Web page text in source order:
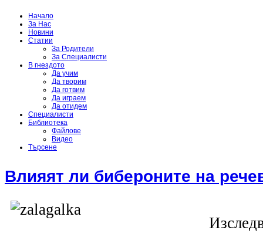
Начало
За Нас
Новини
Статии
За Родители
За Специалисти
В гнездото
Да учим
Да творим
Да готвим
Да играем
Да отидем
Специалисти
Библиотека
Файлове
Видео
Търсене
Влияят ли бибероните на